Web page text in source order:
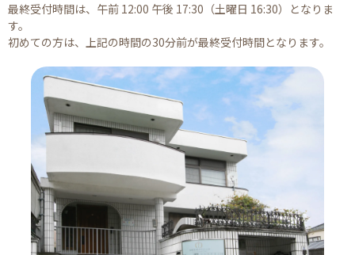
最終受付時間は、午前 12:00 午後 17:30（土曜日 16:30）となりま
す。
初めての方は、上記の時間の30分前が最終受付時間となります。